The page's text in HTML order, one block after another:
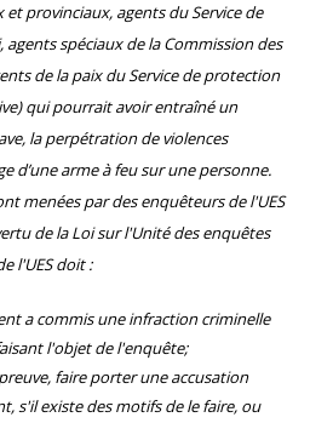
provinciaux, agents du Service de
agents spéciaux de la Commission des
de la paix du Service de protection
qui pourrait avoir entraîné un
la perpétration de violences
d’une arme à feu sur une personne.
menées par des enquêteurs de l'UES
de la Loi sur l'Unité des enquêtes
l'UES doit :
a commis une infraction criminelle
l'objet de l'enquête;
faire porter une accusation
s'il existe des motifs de le faire, ou